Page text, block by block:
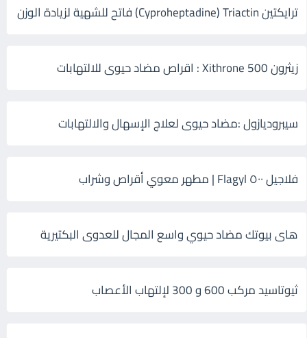
ترايكتين Cyproheptadine) Triactin) فاتح للشهية لزيادة الوزن
زيثرون 500 Xithrone : اقراص مضاد حيوى للالتهابات
سيبروديازول :مضاد حيوى لعلاج الإسهال والالتهابات
فلاجيل ٥٠٠ Flagyl | مطهر معوي أقراص وشراب
هاى بيوتك مضاد حيوي واسع المجال للعدوى البكتيرية
ثيوتاسيد مركب 600 و 300 لإلتهاب الأعصاب